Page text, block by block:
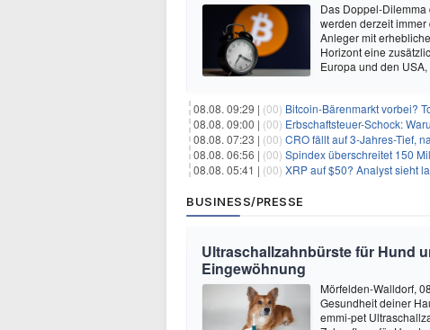
Das Doppel-
werden derzeit
Anleger mit
Horizont eine
Europa und den
08.08. 09:29 | (00) Bitcoin-Bärenmarkt vorbei? Top-
08.08. 09:00 | (00) Erbschaftsteuer-Schock:
08.08. 07:23 | (00) CRO fällt auf 3-Jahres-Tief,
08.08. 06:56 | (00) Spindex überschreitet 150
08.08. 05:41 | (00) XRP auf $50? Analyst sieht
BUSINESS/PRESSE
Ultraschallzahnbürste für Hund
Eingewöhnung
Mörfelden-Walldorf,
Gesundheit deiner
emmi-pet